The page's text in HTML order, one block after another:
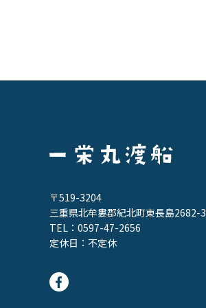
〒519-3204
三重県北牟婁郡紀北町東長島2682-3
TEL： 0597-47-2656
定休日：不定休